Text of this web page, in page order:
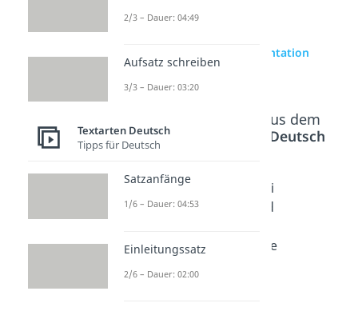
zur Videoseite: Argumentation
schreiben
Beliebte Inhalte aus dem
Bereich
Textarten Deutsch
Argume
ntation
ur
04:56
Argume
nttypen
Analogi
sierend
Argume
2/3 – Dauer: 04:49
Aufsatz schreiben
3/3 – Dauer: 03:20
Textarten Deutsch
Tipps für Deutsch
Satzanfänge
1/6 – Dauer: 04:53
Einleitungssatz
2/6 – Dauer: 02:00